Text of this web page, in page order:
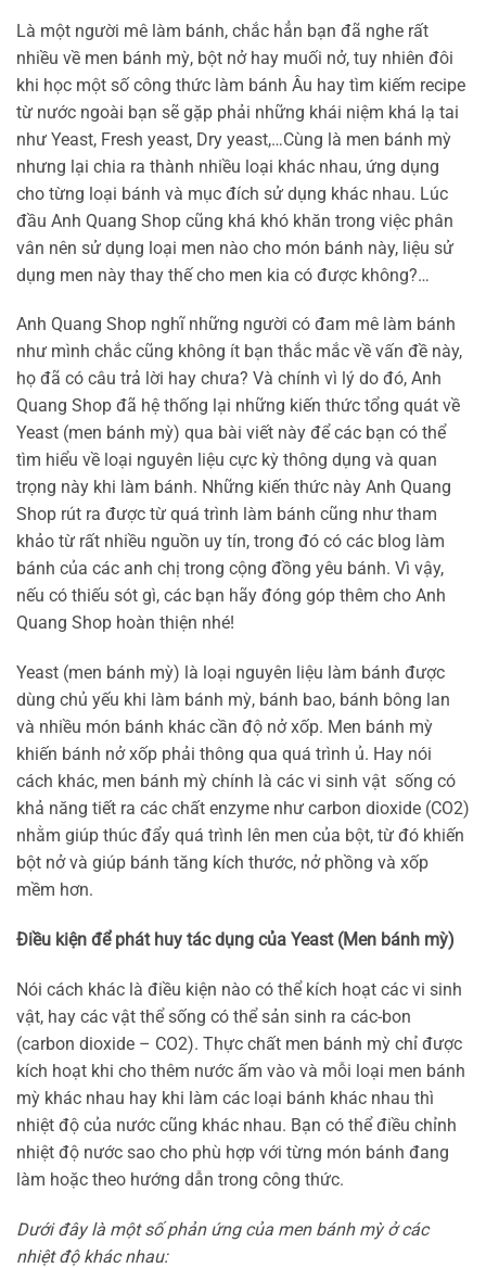
Là một người mê làm bánh, chắc hẳn bạn đã nghe rất
nhiều về men bánh mỳ, bột nở hay muối nở, tuy nhiên đôi
khi học một số công thức làm bánh Âu hay tìm kiếm recipe
từ nước ngoài bạn sẽ gặp phải những khái niệm khá lạ tai
như Yeast, Fresh yeast, Dry yeast,…Cùng là men bánh mỳ
nhưng lại chia ra thành nhiều loại khác nhau, ứng dụng
cho từng loại bánh và mục đích sử dụng khác nhau. Lúc
đầu Anh Quang Shop cũng khá khó khăn trong việc phân
vân nên sử dụng loại men nào cho món bánh này, liệu sử
dụng men này thay thế cho men kia có được không?…
Anh Quang Shop nghĩ những người có đam mê làm bánh
như mình chắc cũng không ít bạn thắc mắc về vấn đề này,
họ đã có câu trả lời hay chưa? Và chính vì lý do đó, Anh
Quang Shop đã hệ thống lại những kiến thức tổng quát về
Yeast (men bánh mỳ) qua bài viết này để các bạn có thể
tìm hiểu về loại nguyên liệu cực kỳ thông dụng và quan
trọng này khi làm bánh. Những kiến thức này Anh Quang
Shop rút ra được từ quá trình làm bánh cũng như tham
khảo từ rất nhiều nguồn uy tín, trong đó có các blog làm
bánh của các anh chị trong cộng đồng yêu bánh. Vì vậy,
nếu có thiếu sót gì, các bạn hãy đóng góp thêm cho Anh
Quang Shop hoàn thiện nhé!
Yeast (men bánh mỳ) là loại nguyên liệu làm bánh được
dùng chủ yếu khi làm bánh mỳ, bánh bao, bánh bông lan
và nhiều món bánh khác cần độ nở xốp. Men bánh mỳ
khiến bánh nở xốp phải thông qua quá trình ủ. Hay nói
cách khác, men bánh mỳ chính là các vi sinh vật sống có
khả năng tiết ra các chất enzyme như carbon dioxide (CO2)
nhằm giúp thúc đẩy quá trình lên men của bột, từ đó khiến
bột nở và giúp bánh tăng kích thước, nở phồng và xốp
mềm hơn.
Điều kiện để phát huy tác dụng của Yeast (Men bánh mỳ)
Nói cách khác là điều kiện nào có thể kích hoạt các vi sinh
vật, hay các vật thể sống có thể sản sinh ra các-bon
(carbon dioxide – CO2). Thực chất men bánh mỳ chỉ được
kích hoạt khi cho thêm nước ấm vào và mỗi loại men bánh
mỳ khác nhau hay khi làm các loại bánh khác nhau thì
nhiệt độ của nước cũng khác nhau. Bạn có thể điều chỉnh
nhiệt độ nước sao cho phù hợp với từng món bánh đang
làm hoặc theo hướng dẫn trong công thức.
Dưới đây là một số phản ứng của men bánh mỳ ở các
nhiệt độ khác nhau: